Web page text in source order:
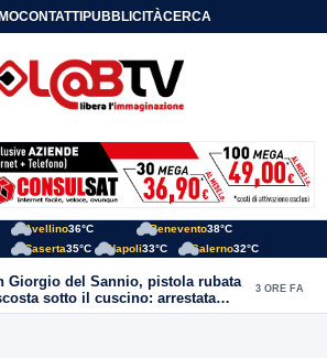
CONTATTIPUBBLICITÀCERCA
Avellino36°C Benevento38°C
Caserta35°C Napoli33°C Salerno32°C
Giorgio del Sannio, pistola rubata
sotto il cuscino: arrestata
3 ORE FA